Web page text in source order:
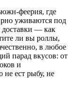
феерия, где
уживаются под
доставки — как
ли вы роллы,
в любое
парад вкусов: от
и
не ест рыбу, не